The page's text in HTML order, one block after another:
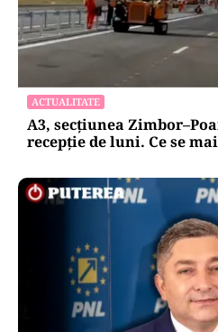
ACTUALITATE
A3, secțiunea
recepție de luni. Ce se